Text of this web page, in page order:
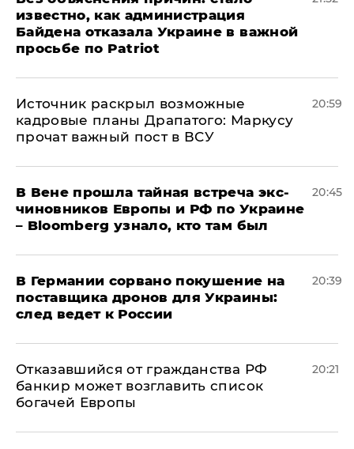
известно, как администрация
Байдена отказала Украине в важной
просьбе по Patriot
​Источник раскрыл возможные
кадровые планы Драпатого: Маркусу
прочат важный пост в ВСУ
20:59
В Вене прошла тайная встреча экс-
чиновников Европы и РФ по Украине
– Bloomberg узнало, кто там был
20:45
​В Германии сорвано покушение на
поставщика дронов для Украины:
след ведет к России
20:39
Отказавшийся от гражданства РФ
банкир может возглавить список
богачей Европы
20:21